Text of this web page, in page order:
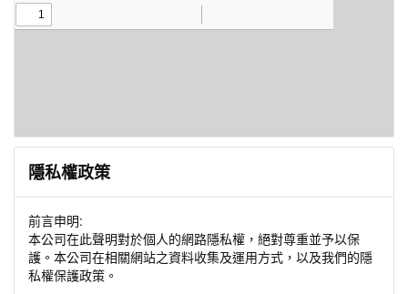
隱私權政策
前言申明:
本公司在此聲明對於個人的網路隱私權，絕對尊重並予以保
護。本公司在相關網站之資料收集及運用方式，以及我們的隱
私權保護政策。